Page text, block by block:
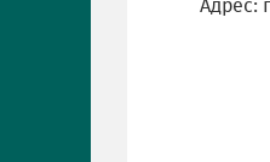
Адрес: